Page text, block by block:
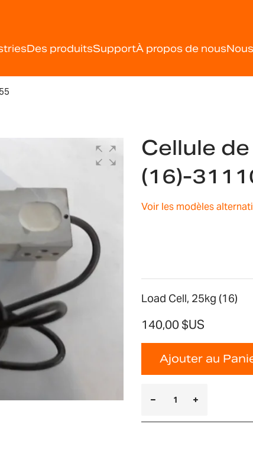
Des produitsSupportÀ propos de nous
Cellule
(16)-
Voir les modèles
Load Cell, 25kg (16)
140,00 $US
Ajouter au